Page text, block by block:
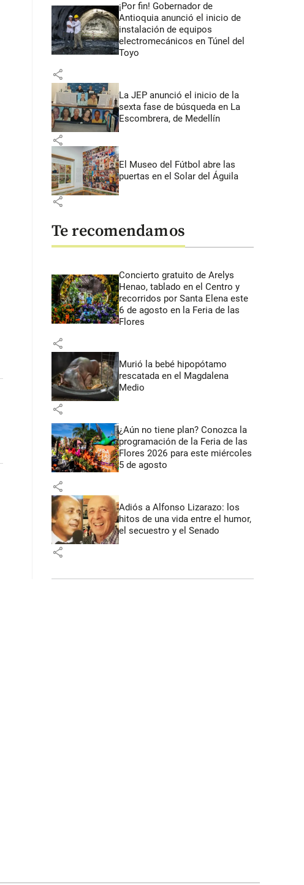
¡Por fin! Gobernador de
Antioquia anunció el inicio de
instalación de equipos
electromecánicos en Túnel del
Toyo
share
La JEP anunció el inicio de la
sexta fase de búsqueda en La
Escombrera, de Medellín
share
El Museo del Fútbol abre las
puertas en el Solar del Águila
share
Te recomendamos
Concierto gratuito de Arelys
Henao, tablado en el Centro y
recorridos por Santa Elena este
6 de agosto en la Feria de las
Flores
share
Murió la bebé hipopótamo
rescatada en el Magdalena
Medio
share
¿Aún no tiene plan? Conozca la
programación de la Feria de las
Flores 2026 para este miércoles
5 de agosto
share
Adiós a Alfonso Lizarazo: los
hitos de una vida entre el humor,
el secuestro y el Senado
share